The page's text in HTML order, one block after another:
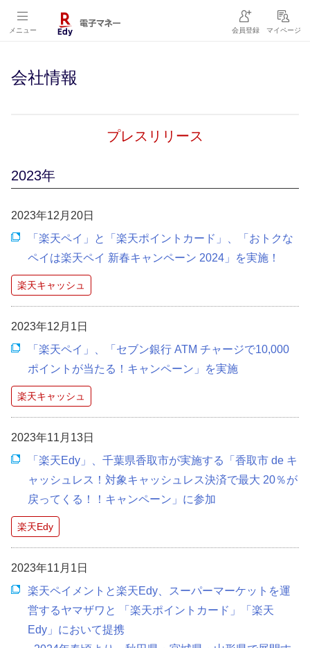
メニュー 会員登録 マイページ
会社情報
プレスリリース
2023年
2023年12月20日
「楽天ペイ」と「楽天ポイントカード」、「おトクな
ペイは楽天ペイ 新春キャンペーン 2024」を実施！
楽天キャッシュ
2023年12月1日
「楽天ペイ」、「セブン銀行 ATM チャージで10,000
ポイントが当たる！キャンペーン」を実施
楽天キャッシュ
2023年11月13日
「楽天Edy」、千葉県香取市が実施する「香取市 de キ
ャッシュレス！対象キャッシュレス決済で最大 20％が
戻ってくる！！キャンペーン」に参加
楽天Edy
2023年11月1日
楽天ペイメントと楽天Edy、スーパーマーケットを運
営するヤマザワと 「楽天ポイントカード」「楽天
Edy」において提携